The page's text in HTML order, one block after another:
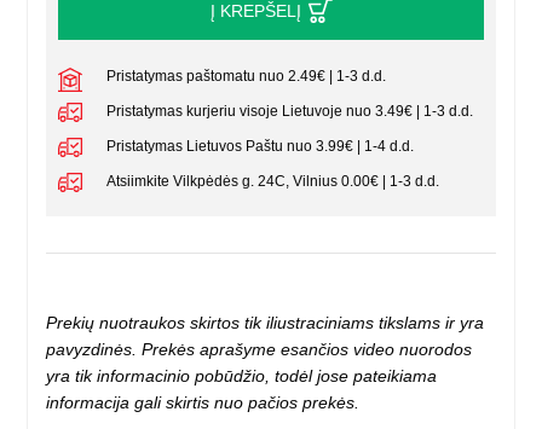
Į KREPŠELĮ
Pristatymas paštomatu nuo 2.49€ | 1-3 d.d.
Pristatymas kurjeriu visoje Lietuvoje nuo 3.49€ | 1-3 d.d.
Pristatymas Lietuvos Paštu nuo 3.99€ | 1-4 d.d.
Atsiimkite Vilkpėdės g. 24C, Vilnius 0.00€ | 1-3 d.d.
Prekių nuotraukos skirtos tik iliustraciniams tikslams ir yra
pavyzdinės. Prekės aprašyme esančios video nuorodos
yra tik informacinio pobūdžio, todėl jose pateikiama
informacija gali skirtis nuo pačios prekės.